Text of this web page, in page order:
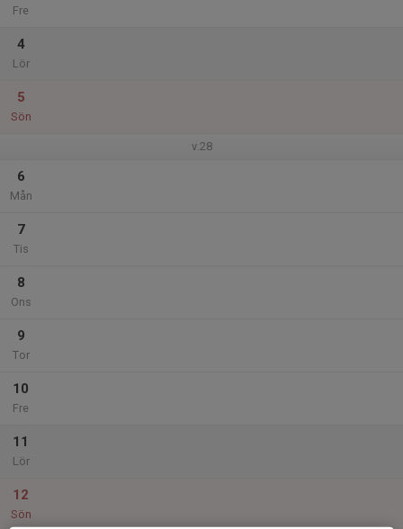
Fre
4
Lör
5
Sön
v.28
6
Mån
7
Tis
8
Ons
9
Tor
10
Fre
11
Lör
12
Sön